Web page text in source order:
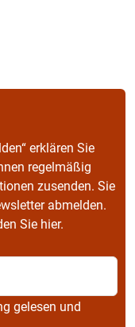
erklären Sie
regelmäßig
zusenden. Sie
abmelden.
Sie hier.
gelesen und